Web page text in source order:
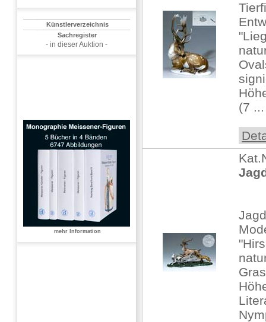
Künstlerverzeichnis
Sachregister
- in dieser Auktion -
mehr Information
(7 ...